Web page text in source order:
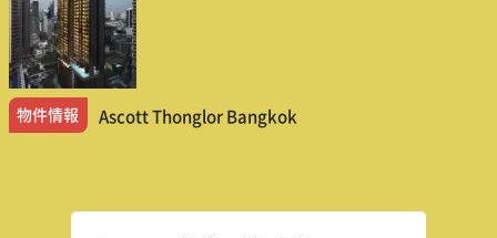
物件情報 Ascott Thonglor Bangkok